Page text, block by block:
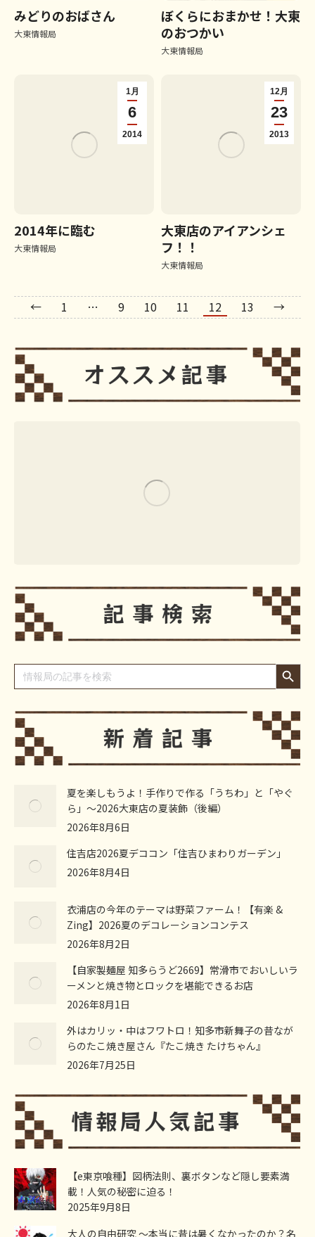
みどりのおばさん
大東情報局
ぼくらにおまかせ！大東
のおつかい
大東情報局
1月
6
2014
2014年に臨む
大東情報局
12月
23
2013
大東店のアイアンシェ
フ！！
大東情報局
← 1 … 9 10 11 12 13 →
Search
for:
Search Button
夏を楽しもうよ！手作りで作る「うちわ」と「やぐ
ら」～2026大東店の夏装飾（後編）
2026年8月6日
住吉店2026夏デココン「住吉ひまわりガーデン」
2026年8月4日
衣浦店の今年のテーマは野菜ファーム！【有楽 &
Zing】2026夏のデコレーションコンテス
2026年8月2日
【自家製麺屋 知多らうど2669】常滑市でおいしいラ
ーメンと焼き物とロックを堪能できるお店
2026年8月1日
外はカリッ・中はフワトロ！知多市新舞子の昔なが
らのたこ焼き屋さん『たこ焼き たけちゃん』
2026年7月25日
【e東京喰種】図柄法則、裏ボタンなど隠し要素満
載！人気の秘密に迫る！
2025年9月8日
大人の自由研究 ～本当に昔は暑くなかったのか？名